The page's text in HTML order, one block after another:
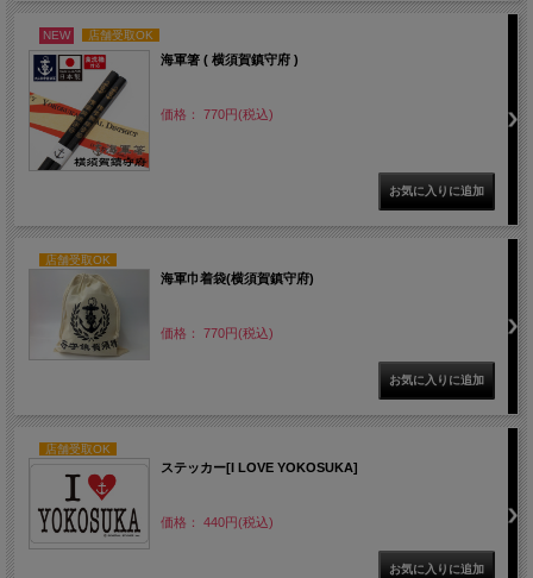
NEW 店舗受取OK
海軍箸 ( 横須賀鎮守府 )
価格： 770円(税込)
店舗受取OK
海軍巾着袋(横須賀鎮守府)
価格： 770円(税込)
店舗受取OK
ステッカー[I LOVE YOKOSUKA]
価格： 440円(税込)